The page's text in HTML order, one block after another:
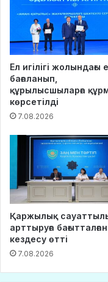
Ел игілігі жолындағы
бағаланып,
құрылысшыларға
көрсетілді
7.08.2026
Қаржылық
арттыруға бағытталған
кездесу өтті
7.08.2026